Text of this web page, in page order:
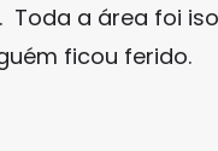
Toda a área foi
ficou ferido.